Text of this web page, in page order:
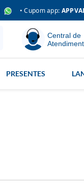
• Cupom app:
Central de
PRESENTES